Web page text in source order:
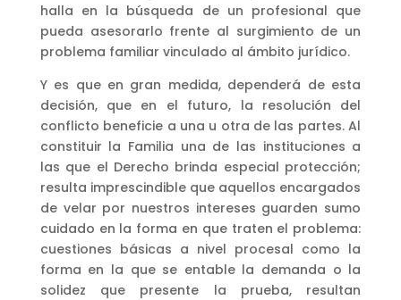
halla en la búsqueda de un profesional que
pueda asesorarlo frente al surgimiento de un
problema familiar vinculado al ámbito jurídico.
Y es que en gran medida, dependerá de esta
decisión, que en el futuro, la resolución del
conflicto beneficie a una u otra de las partes. Al
constituir la Familia una de las instituciones a
las que el Derecho brinda especial protección;
resulta imprescindible que aquellos encargados
de velar por nuestros intereses guarden sumo
cuidado en la forma en que traten el problema:
cuestiones básicas a nivel procesal como la
forma en la que se entable la demanda o la
solidez que presente la prueba, resultan